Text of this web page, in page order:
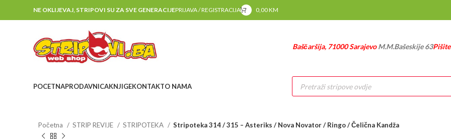
NE OKLIJEVAJ, STRIPOVI SU ZA SVE GENERACIJEPRIJAVA / REGISTRACIJA 0,00KM
Baščaršija, 71000 SarajevoM.M.Bašeskije 63
POCETNAPRODAVNICAKNJIGEKONTAKTO NAMA
Products
search
Početna STRIP REVIJE STRIPOTEKA Stripoteka 314 / 315 – Asteriks / Nova Novator / Ringo / Čelična Kandža